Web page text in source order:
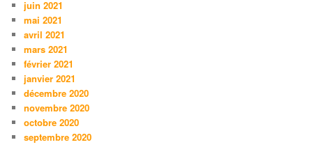
juin 2021
mai 2021
avril 2021
mars 2021
février 2021
janvier 2021
décembre 2020
novembre 2020
octobre 2020
septembre 2020